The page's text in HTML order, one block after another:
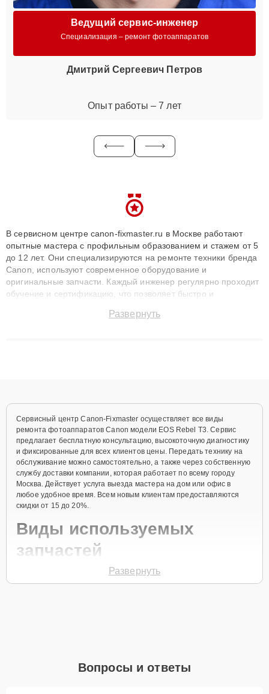
Ведущий сервис-инженер
Специализация – ремонт фотоаппаратов
Дмитрий Сергеевич Петров
Опыт работы – 7 лет
В сервисном центре canon-fixmaster.ru в Москве работают
опытные мастера с профильным образованием и стажем от 5
до 12 лет. Они специализируются на ремонте техники бренда
Canon, используют современное оборудование и
оригинальные запчасти. Каждый инженер регулярно проходит
обучение и сертификацию, что позволяет быстро и
сохранением гарантии до 3 лет. Наши мастера решают
Развернуть
Сервисный центр Canon-Fixmaster осуществляет все виды
ремонта фотоаппаратов Canon модели EOS Rebel T3. Сервис
предлагает бесплатную консультацию, высокоточную диагностику
и фиксированные для всех клиентов цены. Передать технику на
обслуживание можно самостоятельно, а также через собственную
службу доставки компании, которая работает по всему городу
Москва. Действует услуга выезда мастера на дом или офис в
любое удобное время. Всем новым клиентам предоставляются
скидки от 15 до 20%.
Виды используемых
запчастей
Для ремонта фотоаппарата модели EOS Rebel T3 предлагаются
активное использование устройства дольше
Развернуть
Вопросы и ответы